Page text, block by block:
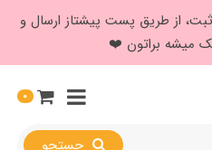
۱ تا ۲ روز بعد از ثبت، از طریق پست پیشتاز ارسال و
میشه براتون ❤️
0